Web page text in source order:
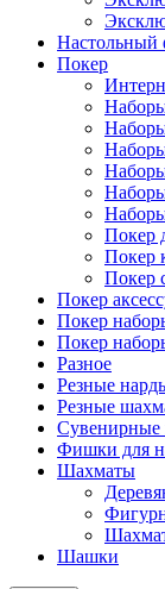
Настольный
Покер
Покер
Покер
Покер
Покер
Покер
Покер
Разное
Резные
Резные
Фишки для
Шахматы
Шашки